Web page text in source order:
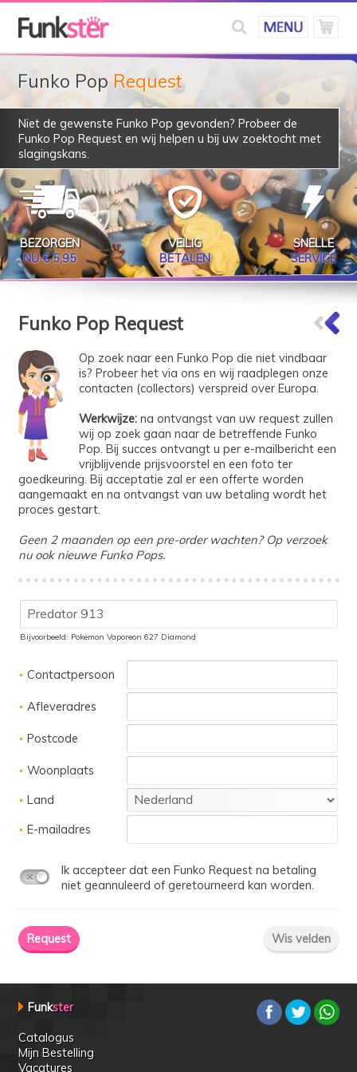
Funko Pop Request
Niet de gewenste Funko Pop gevonden? Probeer de
Funko Pop Request en wij helpen u bij uw zoektocht met
slagingskans.
BEZORGEN
NU € 5,95
VEILIG
BETALEN
SNELLE
SERVICE
Funko Pop Request
Op zoek naar een Funko Pop die niet vindbaar
is? Probeer het via ons en wij raadplegen onze
contacten (collectors) verspreid over Europa.
Werkwijze: na ontvangst van uw request zullen
wij op zoek gaan naar de betreffende Funko
Pop. Bij succes ontvangt u per e-mailbericht een
vrijblijvende prijsvoorstel en een foto ter
goedkeuring. Bij acceptatie zal er een offerte worden
aangemaakt en na ontvangst van uw betaling wordt het
proces gestart.
Geen 2 maanden op een pre-order wachten? Op verzoek
nu ook nieuwe Funko Pops.
Bijvoorbeeld: Pokemon Vaporeon 627 Diamond
Contactpersoon
Afleveradres
Postcode
Woonplaats
Land
E-mailadres
Ik accepteer dat een Funko Request na betaling
niet geannuleerd of geretourneerd kan worden.
Funkster
Catalogus
Mijn Bestelling
Vacatures